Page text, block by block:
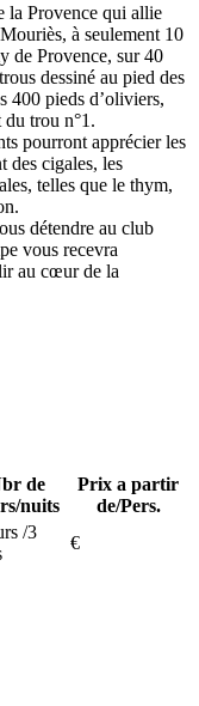
la Provence qui allie
à seulement 10
de Provence, sur 40
dessiné au pied des
400 pieds d’oliviers,
du trou n°1.
pourront apprécier les
des cigales, les
telles que le thym,
détendre au club
vous recevra
au cœur de la
de
nuits
Prix a partir
de/Pers.
/3
€